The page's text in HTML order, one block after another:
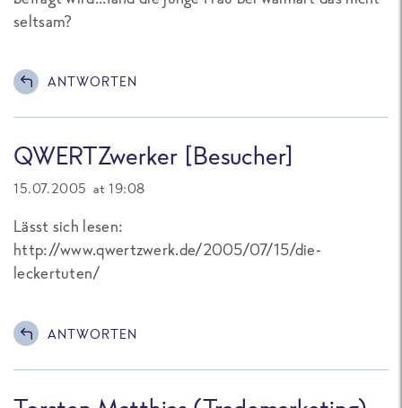
seltsam?
ANTWORTEN
QWERTZwerker [Besucher]
15.07.2005 at 19:08
Lässt sich lesen:
http://www.qwertzwerk.de/2005/07/15/die-
leckertuten/
ANTWORTEN